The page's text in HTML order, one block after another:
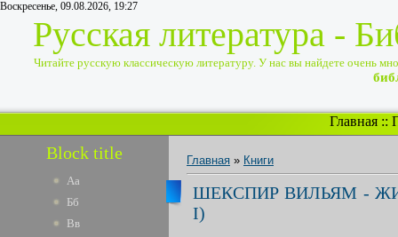
Воскресенье, 09.08.2026, 19:27
Русская литература -
Читайте русскую классическую литературу. У нас вы найдете очень
Главная ::
Block title
Аа
Бб
Вв
Главная » Книги
ШЕКСПИР ВИЛЬЯМ -
I)